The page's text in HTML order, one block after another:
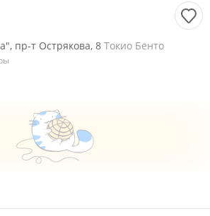
пр-т Острякова, 8 Токио Бенто